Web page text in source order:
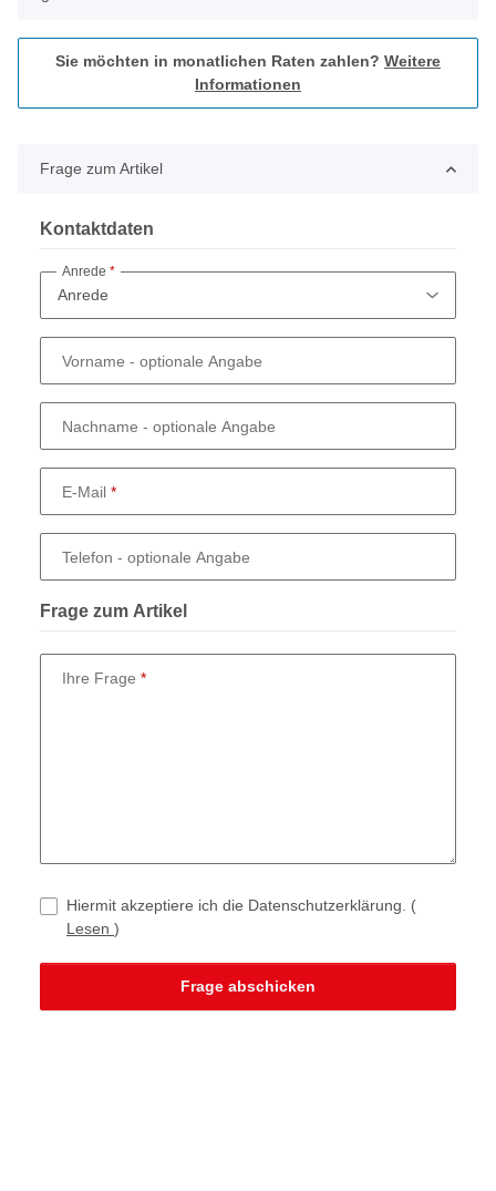
Sie möchten in monatlichen Raten zahlen? Weitere
Informationen
Frage zum Artikel
Kontaktdaten
Anrede
Vorname - optionale Angabe
Nachname - optionale Angabe
E-Mail
Telefon - optionale Angabe
Frage zum Artikel
Ihre Frage
Hiermit akzeptiere ich die Datenschutzerklärung. (
Lesen )
Frage abschicken